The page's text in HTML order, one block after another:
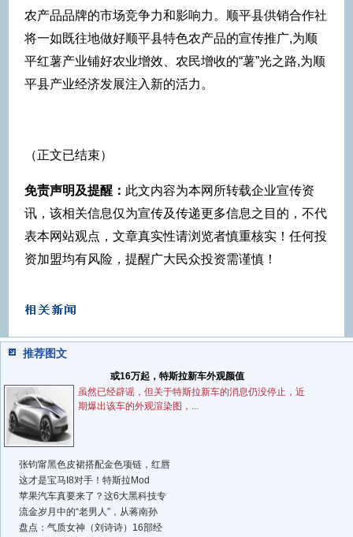
农产品品牌的市场竞争力和影响力。顺平县供销合作社
将一如既往地做好顺平县特色农产品的宣传推广,为顺
平红薯产业铺好农业增效、农民增收的“薯”光之路,为顺
平县产业经济发展注入新的活力。
（正文已结束）
免责声明及提醒： 此文内容为本网所转载企业宣传资
讯，该相关信息仅为宣传及传递更多信息之目的，不代
表本网站观点，文章真实性请浏览者慎重核实！任何投
资加盟均有风险，提醒广大民众投资需谨慎！
推荐图文
或16万起，特斯拉新车外观颜值
虽然已经辟谣，但关于特斯拉新车的消息仍没停止，近
期爆出该车的外观渲染图，...
张钧甯黑色皮裙搭配金色项链，红唇
这才是宝马I8对手！特斯拉Mod
苹果汽车真要来了？这6大黑科技专
流金岁月中的“老男人”，从蒋南孙
盘点：气质女神（刘诗诗）16部经